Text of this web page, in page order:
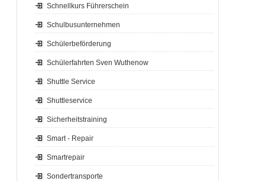
Schnellkurs Führerschein
Schulbusunternehmen
Schülerbeförderung
Schülerfahrten Sven Wuthenow
Shuttle Service
Shuttleservice
Sicherheitstraining
Smart - Repair
Smartrepair
Sondertransporte